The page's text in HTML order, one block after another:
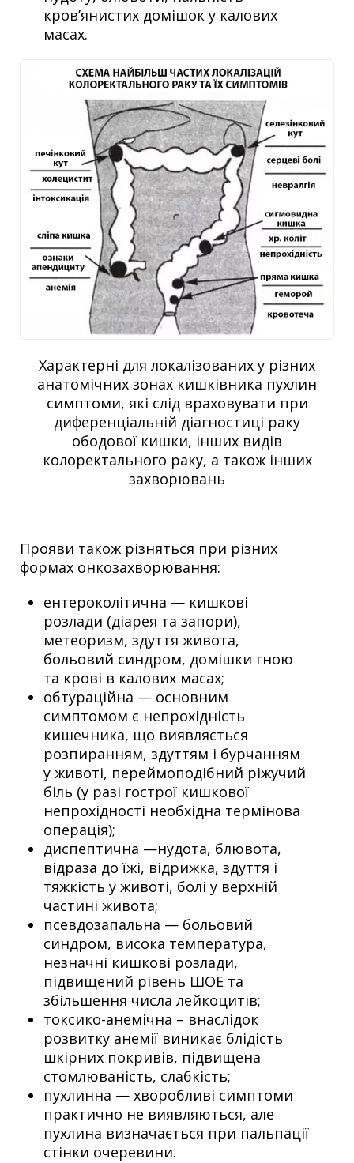
кров’янистих домішок у калових
масах.
Характерні для локалізованих у різних
анатомічних зонах кишківника пухлин
симптоми, які слід враховувати при
диференціальній діагностиці раку
ободової кишки, інших видів
колоректального раку, а також інших
захворювань
Прояви також різняться при різних
формах онкозахворювання:
ентероколітична — кишкові
розлади (діарея та запори),
метеоризм, здуття живота,
больовий синдром, домішки гною
та крові в калових масах;
обтураційна — основним
симптомом є непрохідність
кишечника, що виявляється
розпиранням, здуттям і бурчанням
у животі, переймоподібний ріжучий
біль (у разі гострої кишкової
непрохідності необхідна термінова
операція);
диспептична —нудота, блювота,
відраза до їжі, відрижка, здуття і
тяжкість у животі, болі у верхній
частині живота;
псевдозапальна — больовий
синдром, висока температура,
незначні кишкові розлади,
підвищений рівень ШОЕ та
збільшення числа лейкоцитів;
токсико-анемічна – внаслідок
розвитку анемії виникає блідість
шкірних покривів, підвищена
стомлюваність, слабкість;
пухлинна — хворобливі симптоми
практично не виявляються, але
пухлина визначається при пальпації
стінки очеревини.